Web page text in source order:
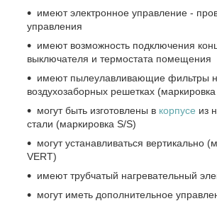
имеют электронное управление -
управления
имеют возможность подключения
выключателя и термостата помещения
имеют пылеулавливающие фильтры
воздухозаборных решетках
могут быть изготовлены в корпусе из
стали (маркировка S/S)
могут устанавливаться вертикально
VERT)
имеют трубчатый нагревательный
могут иметь дополнительное